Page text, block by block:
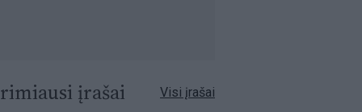
įrašai Visi įrašai